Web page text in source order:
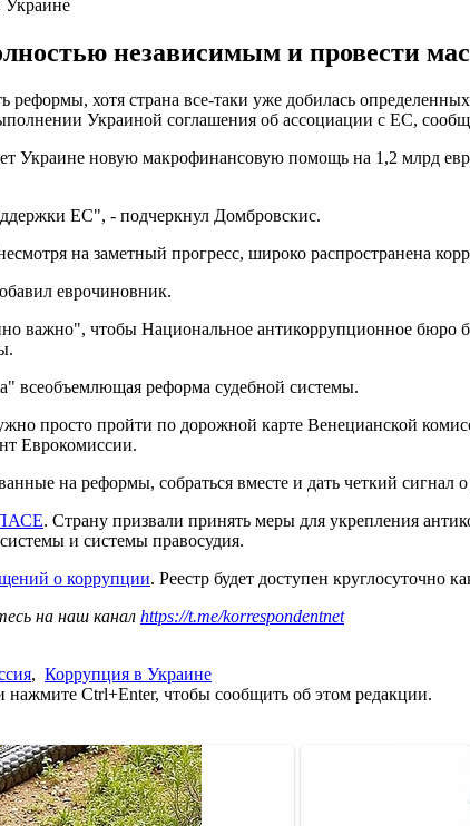
Украине
независимым и провести
реформы, хотя страна все-таки уже добилась
Украиной соглашения об ассоциации с ЕС,
Украине новую макрофинансовую помощь на 1,2 млрд
ЕС", - подчеркнул Домбровскис.
на заметный прогресс, широко распространена
еврочиновник.
важно", чтобы Национальное антикоррупционное
всеобъемлющая реформа судебной системы.
просто пройти по дорожной карте Венецианской
Еврокомиссии.
на реформы, собраться вместе и дать четкий
ПАСЕ. Страну призвали принять меры для укрепления
и системы правосудия.
о коррупции. Реестр будет доступен круглосуточно
на наш канал https://t.me/korrespondentnet
, Коррупция в Украине
Ctrl+Enter, чтобы сообщить об этом редакции.